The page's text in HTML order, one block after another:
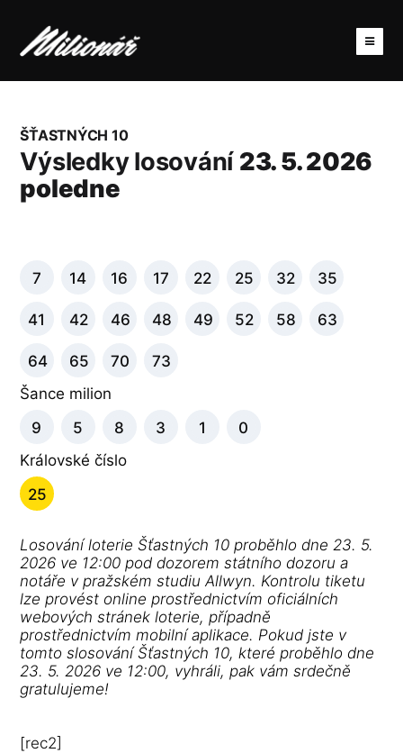
ŠŤASTNÝCH 10
Výsledky losování 23. 5. 2026
poledne
7 14 16 17 22 25 32 35
41 42 46 48 49 52 58 63
64 65 70
73
Šance milion
9
5 8 3 1
0
Královské číslo
25
Losování loterie Šťastných 10 proběhlo dne 23. 5.
2026 ve 12:00 pod dozorem státního dozoru a
notáře v pražském studiu Allwyn. Kontrolu tiketu
lze provést online prostřednictvím oficiálních
webových stránek loterie, případně
prostřednictvím mobilní aplikace. Pokud jste v
tomto slosování Šťastných 10, které proběhlo dne
23. 5. 2026 ve 12:00, vyhráli, pak vám srdečně
gratulujeme!
[rec2]